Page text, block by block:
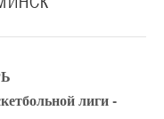
лиги -